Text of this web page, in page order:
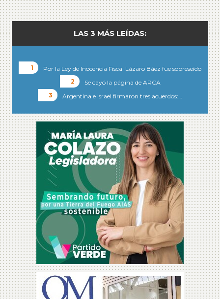
LAS 3 MÁS LEÍDAS:
Por la Ley de Inocencia Fiscal Lázaro Báez fue sobreseído
Se cayó la página de ARCA
Argentina e Israel firmaron tres acuerdos:…